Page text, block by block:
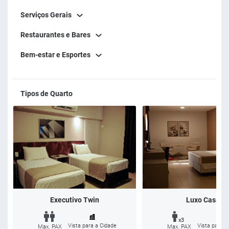
Serviços Gerais
Restaurantes e Bares
Bem-estar e Esportes
Tipos de Quarto
Executivo Twin
Max. PAX Vista para a Cidade
Luxo Casal
x3
Max. PAX
Vista para a